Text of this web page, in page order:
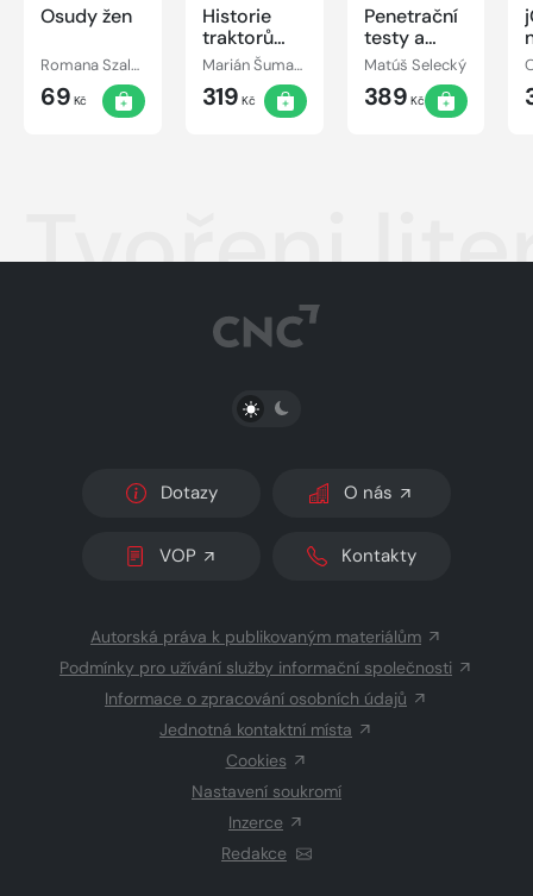
Osudy žen
Romana Szalaiová
69 Kč
Historie
traktorů
Zetor
Marián Šuman-Hreblay
319 Kč
Penetrační
testy a
exploitace
Matúš Selecký
389 Kč
Tvořeni
PŘEPNOUT SVĚTLÝ/TMAVÝ REŽIM
Dotazy O nás
VOP Kontakty
Autorská práva k publikovaným materiálům
Podmínky pro užívání služby informační společnosti
Informace o zpracování osobních údajů
Jednotná kontaktní místa
Cookies
Nastavení soukromí
Inzerce
Redakce